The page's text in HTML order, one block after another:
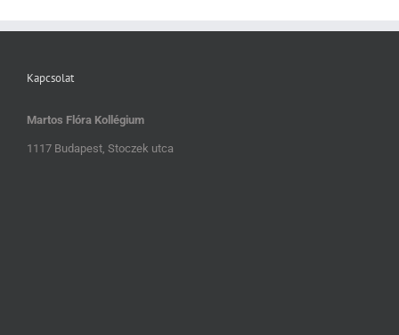
Kapcsolat
Martos Flóra Kollégium
1117 Budapest, Stoczek utca